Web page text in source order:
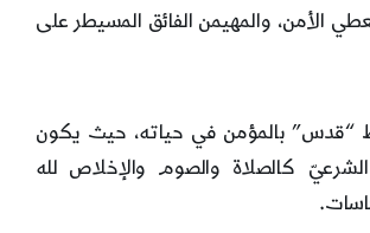
الأمن، والمهيمن الفائق المسيطر على
“قدس” بالمؤمن في حياته، حيث يكون
الشرعيّ كالصلاة والصوم والإخلاص لله